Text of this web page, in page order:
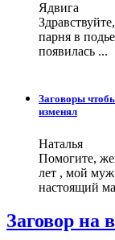
Ядвига
парня в
появилась ...
Заговоры
изменял
Наталья
Помогите,
лет , мой муж
настоящий
Заговор на